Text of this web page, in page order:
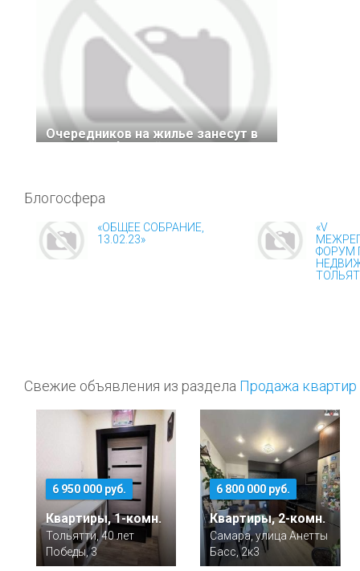
Очередников на жилье занесут в
единый цифровой реестр
Блогосфера
«ОБЩЕЕ СОБРАНИЕ,
13.02.23»
«V
ФОРУМ
Свежие объявления из раздела Продажа квартир
6 950 000 руб.
Квартиры, 1-комн.
Тольятти, 40 лет
Победы, 3
6 800 000 руб.
Квартиры, 2-комн.
Самара, улица Анетты
Басс, 2к3